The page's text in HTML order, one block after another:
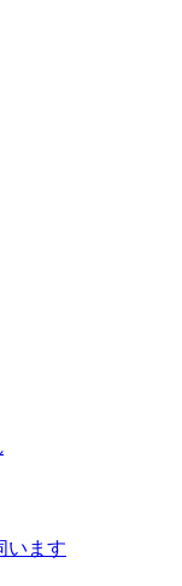
います